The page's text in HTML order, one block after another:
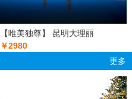
【唯美独尊】 昆明大理丽
￥2980
更多